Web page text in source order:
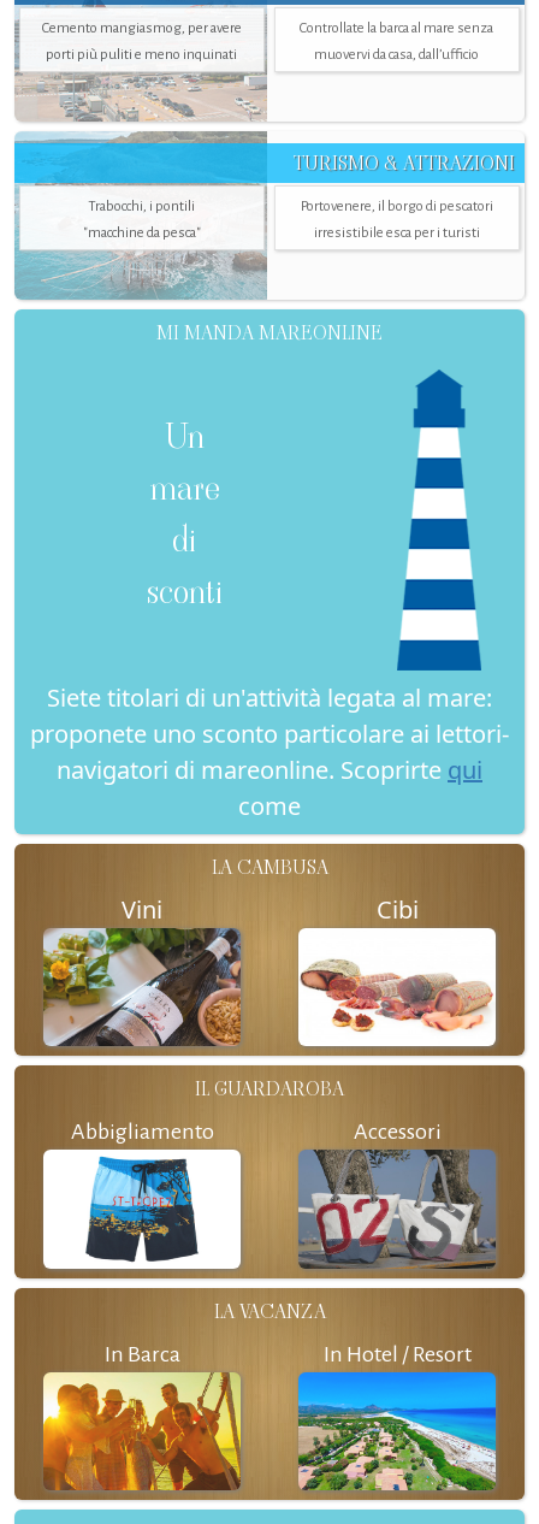
Cemento mangiasmog, per avere
porti più puliti e meno inquinati
Controllate la barca al mare senza
muovervi da casa, dall’ufficio
TURISMO & ATTRAZIONI
Trabocchi, i pontili
"macchine da pesca"
Portovenere, il borgo di pescatori
irresistibile esca per i turisti
MI MANDA MAREONLINE
Un
mare
di
sconti
Siete titolari di un'attività legata al mare:
proponete uno sconto particolare ai lettori-
navigatori di mareonline. Scoprirte qui
come
LA CAMBUSA
Vini Cibi
IL GUARDAROBA
Abbigliamento Accessori
LA VACANZA
In Barca In Hotel / Resort